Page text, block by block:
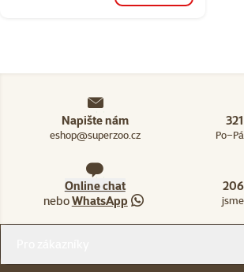
Napište nám
eshop@superzoo.cz
Online chat
neboWhatsApp